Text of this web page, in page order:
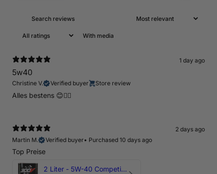
With media
1 day ago
5w40
Christine V. Verified buyer Store review
Alles bestens 😊👍🏻
2 days ago
Martin M.
Verified buyer• Purchased 10 days ago
Top Preise
2 Liter - 5W-40 Competition 300V Motul Motoröl